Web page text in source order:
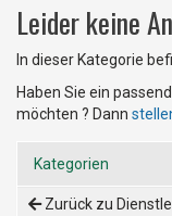
Leider keine
In dieser Kategorie
Haben Sie ein
möchten ? Dann
Kategorien
Zurück zu